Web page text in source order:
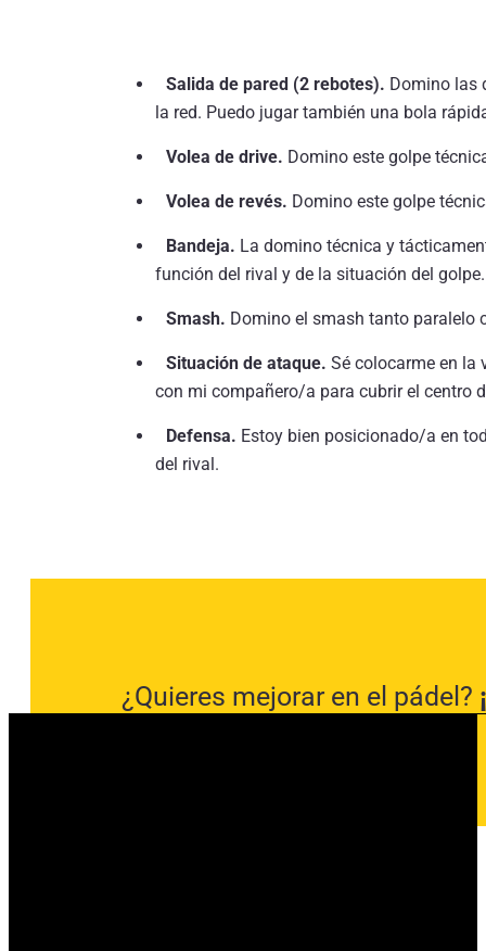
Salida de pared (2 rebotes). Domino las
la red. Puedo jugar también una bola
Volea de drive. Domino este golpe
Volea de revés. Domino este golpe
Bandeja. La domino técnica y
función del rival y de la situación del golpe.
Smash. Domino el smash tanto paralelo
Situación de ataque. Sé colocarme en la
con mi compañero/a para cubrir el centro
Defensa. Estoy bien posicionado/a en
del rival.
¿Quieres mejorar en el pádel?